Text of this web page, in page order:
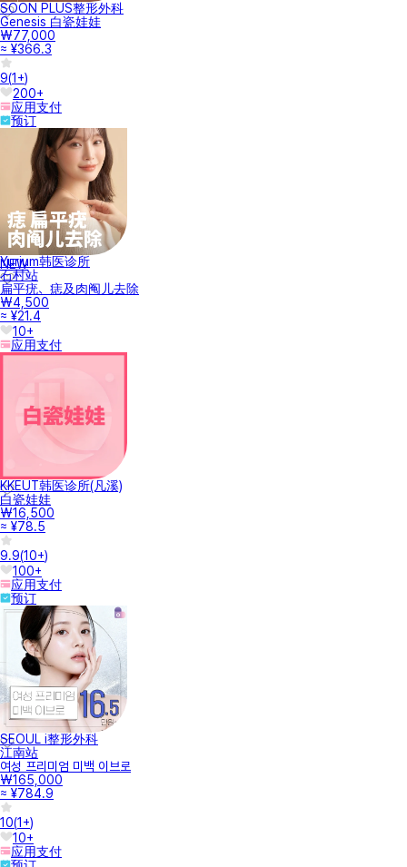
SOON PLUS整形外科
Genesis 白瓷娃娃
₩77,000
≈ ¥366.3
9(1+)
200+
应用支付
预订
NEW
Yurium韩医诊所
石村站
扁平疣、痣及肉阄儿去除
₩4,500
≈ ¥21.4
10+
应用支付
KKEUT韩医诊所(凡溪)
白瓷娃娃
₩16,500
≈ ¥78.5
9.9(10+)
100+
应用支付
预订
SEOUL i整形外科
江南站
여성 프리미엄 미백 이브로
₩165,000
≈ ¥784.9
10(1+)
10+
应用支付